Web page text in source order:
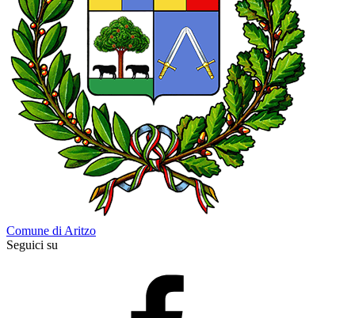
Comune di Aritzo
Seguici su